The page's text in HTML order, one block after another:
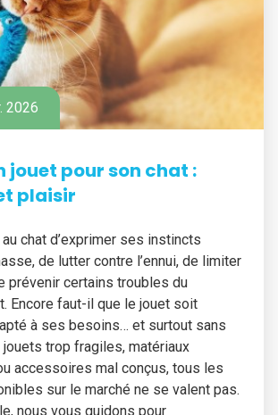
2026
jouet pour son chat :
plaisir
chat d’exprimer ses instincts
de lutter contre l’ennui, de limiter
prévenir certains troubles du
Encore faut-il que le jouet soit
à ses besoins… et surtout sans
jouets trop fragiles, matériaux
accessoires mal conçus, tous les
sur le marché ne se valent pas.
nous vous guidons pour